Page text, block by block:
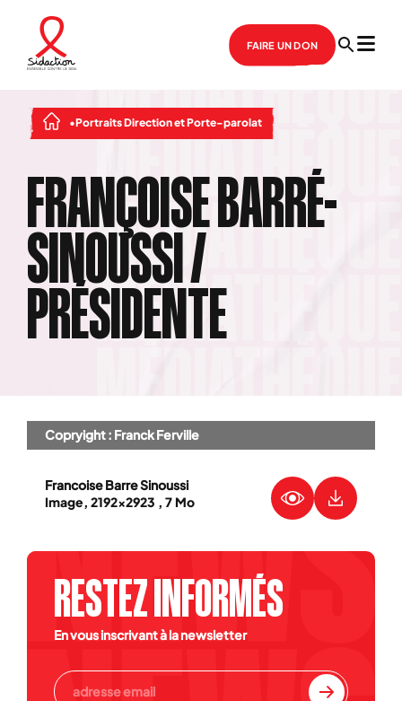
FAIRE UN DON
Portraits Direction et Porte-parolat
FRANÇOISE BARRÉ-
SINOUSSI /
PRÉSIDENTE
Copryight : Franck Ferville
Francoise Barre Sinoussi
Image, 2192x2923 , 7 Mo
RESTEZ INFORMÉS
En vous inscrivant à la newsletter